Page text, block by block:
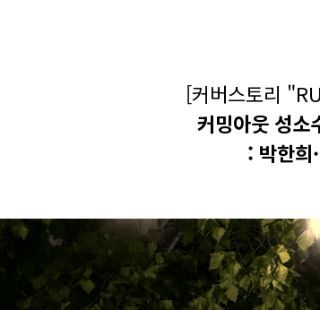
[커버스토리
커밍아웃 성소
: 박한희